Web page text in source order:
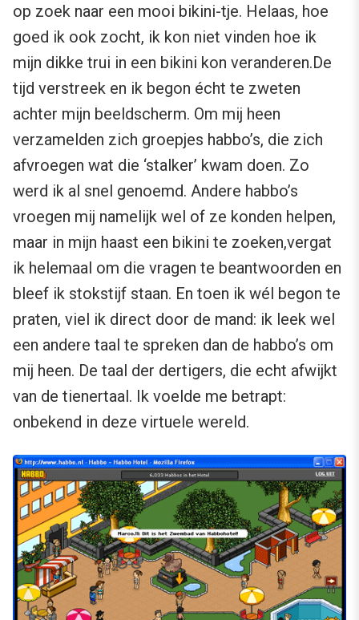
op zoek naar een mooi bikini-tje. Helaas, hoe
goed ik ook zocht, ik kon niet vinden hoe ik
mijn dikke trui in een bikini kon veranderen.De
tijd verstreek en ik begon écht te zweten
achter mijn beeldscherm. Om mij heen
verzamelden zich groepjes habbo’s, die zich
afvroegen wat die ‘stalker’ kwam doen. Zo
werd ik al snel genoemd. Andere habbo’s
vroegen mij namelijk wel of ze konden helpen,
maar in mijn haast een bikini te zoeken,vergat
ik helemaal om die vragen te beantwoorden en
bleef ik stokstijf staan. En toen ik wél begon te
praten, viel ik direct door de mand: ik leek wel
een andere taal te spreken dan de habbo’s om
mij heen. De taal der dertigers, die echt afwijkt
van de tienertaal. Ik voelde me betrapt:
onbekend in deze virtuele wereld.